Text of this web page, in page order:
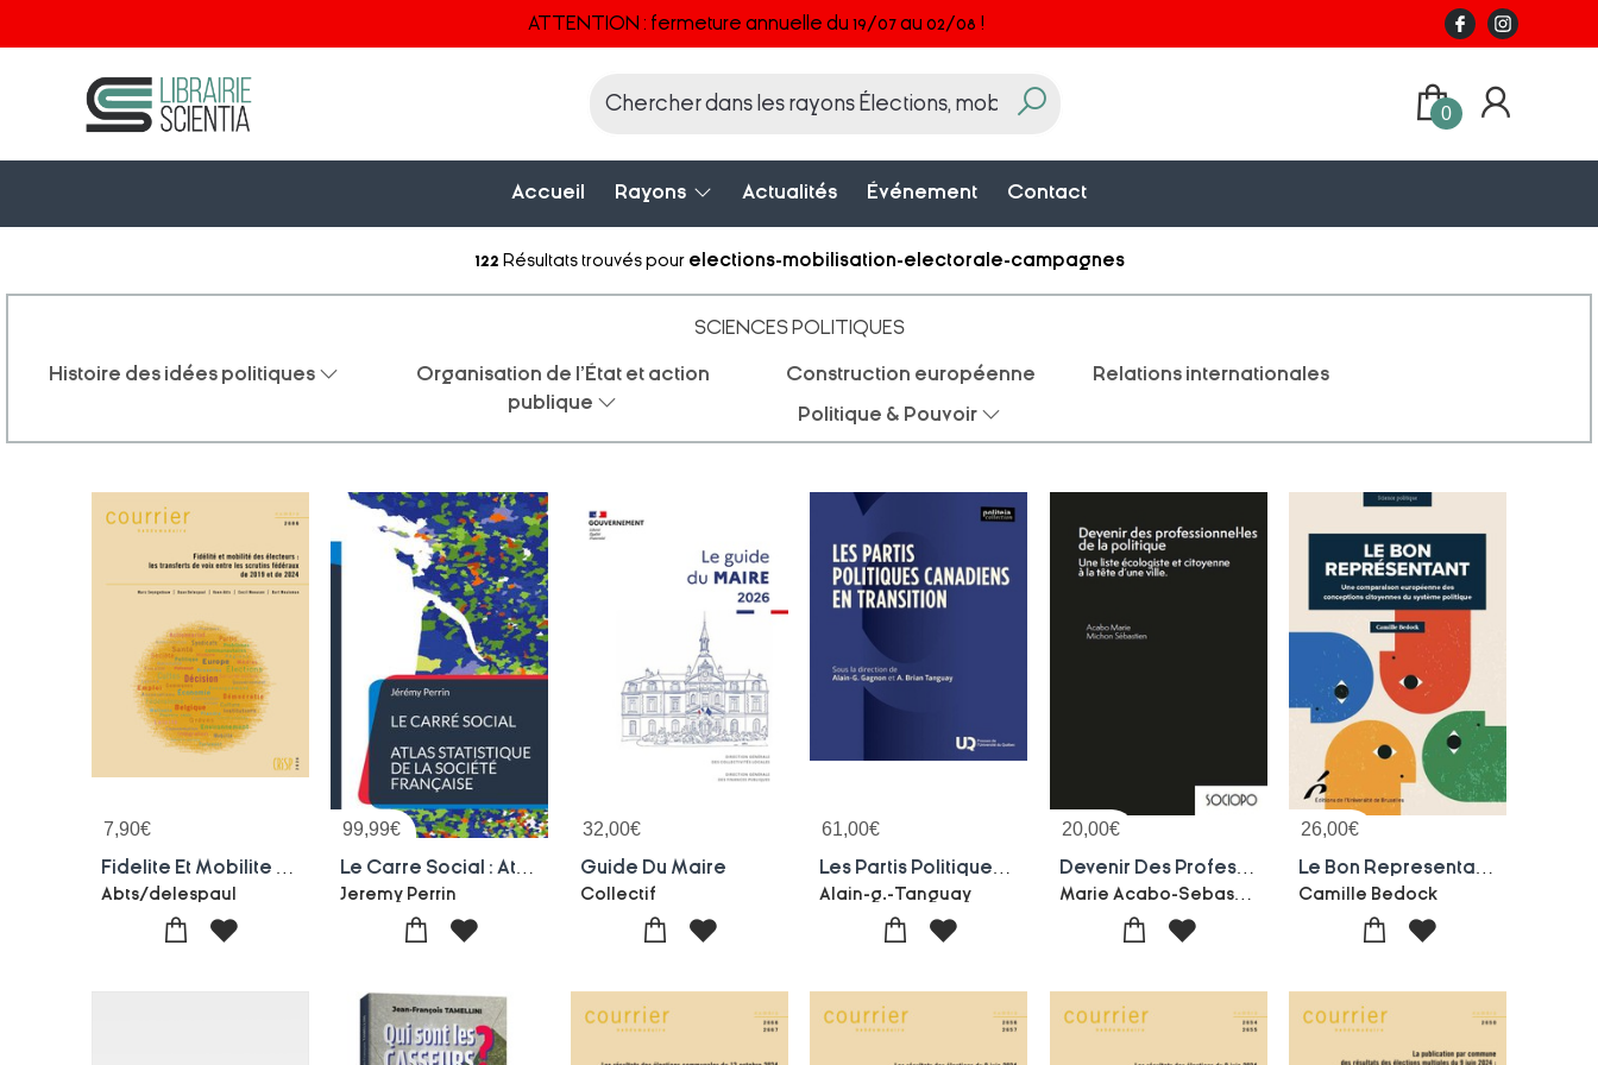
ATTENTION : fermeture annuelle du 19/07 au 02/08 !
0
Accueil Rayons Actualités Événement Contact
122 Résultats trouvés pour elections-mobilisation-electorale-campagnes
SCIENCES POLITIQUES
Histoire des idées politiques
Organisation de l'État et action
publique
Construction européenne
Relations internationales
Politique & Pouvoir
7,90€
Abts/delespaul
99,99€
Jeremy Perrin
32,00€
Guide Du Maire
Collectif
61,00€
Alain-g.-Tanguay
20,00€
Devenir Des Professionnelles De La Politique
Marie Acabo-Sebastien Michon
26,00€
Camille Bedock